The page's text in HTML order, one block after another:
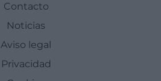
Contacto
Noticias
Aviso legal
Privacidad